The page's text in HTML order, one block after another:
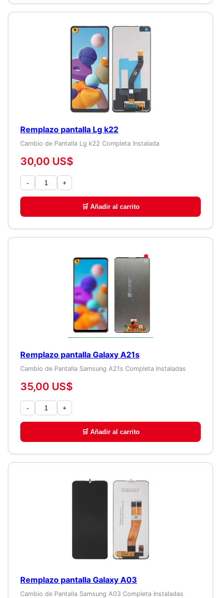
Remplazo pantalla Lg k22
Cambio de Pantalla Lg k22 Completa Instalada
30,00 US$
- +
🛒 Añadir al carrito
Remplazo pantalla Galaxy A21s
Cambio de Pantalla Samsung A21s Completa Instaladas
35,00 US$
- +
🛒 Añadir al carrito
Remplazo pantalla Galaxy A03
Cambio de Pantalla Samsung A03 Completa Instaladas